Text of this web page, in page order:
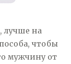
лучше на
чтобы
мужчину от